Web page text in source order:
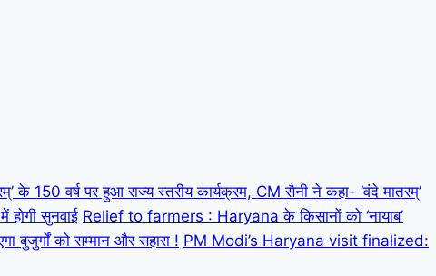
150 वर्ष पर हुआ राज्य स्तरीय कार्यक्रम, CM सैनी ने कहा- ‘वंदे मातरम्’
सुनवाई Relief to farmers : Haryana के किसानों को ‘नायाब’
को सम्मान और सहारा ! PM Modi’s Haryana visit finalized: